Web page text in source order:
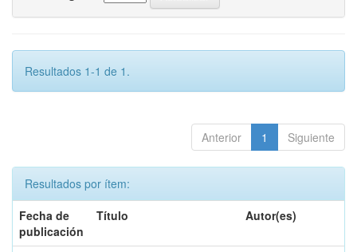
Resultados 1-1 de 1.
Anterior 1 Siguiente
Resultados por ítem:
Fecha de
publicación
Título Autor(es)